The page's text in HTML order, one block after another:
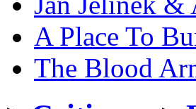
A Place To
The Blood